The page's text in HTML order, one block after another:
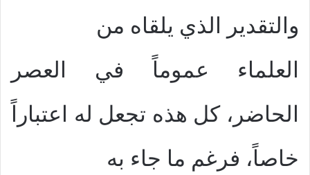
والتقدير الذي يلقاه من
العلماء عموماً في العصر
الحاضر، كل هذه تجعل له اعتباراً
خاصاً، فرغم ما جاء به